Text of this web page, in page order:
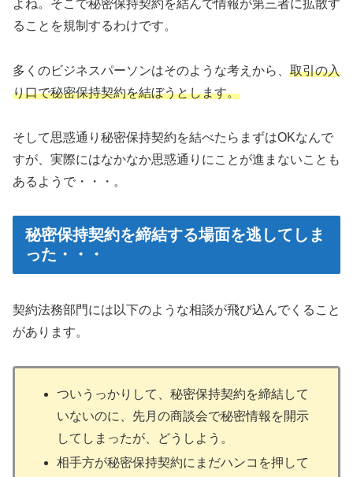
よね。そこで秘密保持契約を結んで情報が第三者に拡散す
ることを規制するわけです。
多くのビジネスパーソンはそのような考えから、 取引の入
り口で秘密保持契約を結ぼうとします。
そして思惑通り秘密保持契約を結べたらまずはOKなんで
すが、実際にはなかなか思惑通りにことが進まないことも
あるようで・・・。
秘密保持契約を締結する場面を逃してしま
った・・・
契約法務部門には以下のような相談が飛び込んでくること
があります。
ついうっかりして、秘密保持契約を締結して
いないのに、先月の商談会で秘密情報を開示
してしまったが、どうしよう。
相手方が秘密保持契約にまだハンコを押して